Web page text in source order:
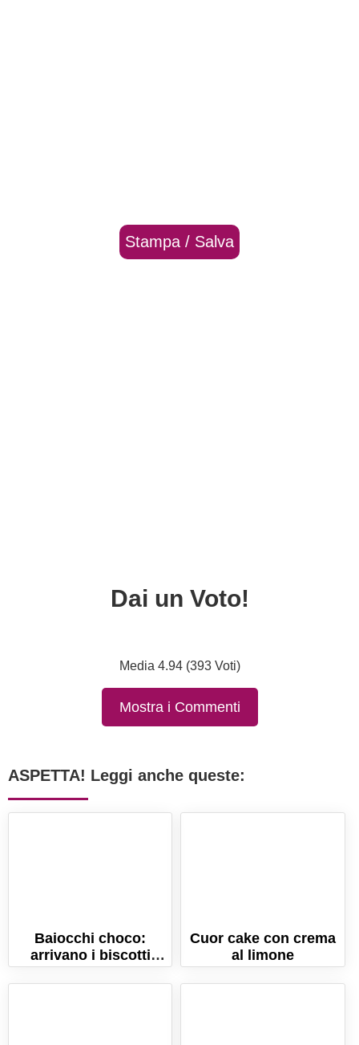
Stampa / Salva
Dai un Voto!
Media 4.94 (393 Voti)
Mostra i Commenti
ASPETTA! Leggi anche queste:
Baiocchi choco:
arrivano i biscotti
Mulino Bianco con la
tavoletta di cioccolato!
Cuor cake con crema
al limone